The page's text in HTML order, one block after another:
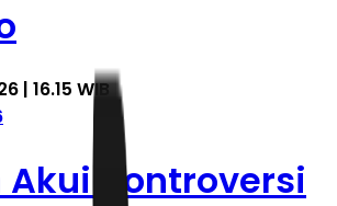
| 16.15 WIB
Kontroversi